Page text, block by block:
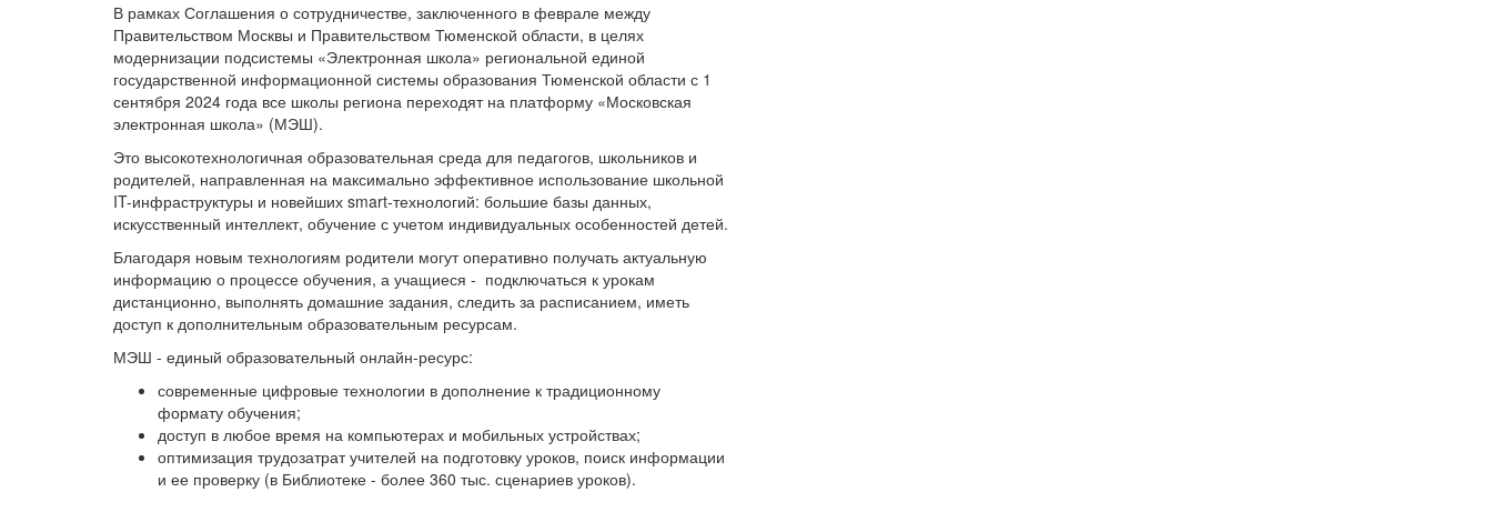
В рамках Соглашения о сотрудничестве, заключенного в феврале между
Правительством Москвы и Правительством Тюменской области, в целях
модернизации подсистемы «Электронная школа» региональной единой
государственной информационной системы образования Тюменской области с 1
сентября 2024 года все школы региона переходят на платформу «Московская
электронная школа» (МЭШ).
Это высокотехнологичная образовательная среда для педагогов, школьников и
родителей, направленная на максимально эффективное использование школьной
IT-инфраструктуры и новейших smart-технологий: большие базы данных,
искусственный интеллект, обучение с учетом индивидуальных особенностей детей.
Благодаря новым технологиям родители могут оперативно получать актуальную
информацию о процессе обучения, а учащиеся - подключаться к урокам
дистанционно, выполнять домашние задания, следить за расписанием, иметь
доступ к дополнительным образовательным ресурсам.
МЭШ - единый образовательный онлайн-ресурс:
современные цифровые технологии в дополнение к традиционному
формату обучения;
доступ в любое время на компьютерах и мобильных устройствах;
оптимизация трудозатрат учителей на подготовку уроков, поиск информации
и ее проверку (в Библиотеке - более 360 тыс. сценариев уроков).